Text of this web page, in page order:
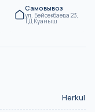
Самовывоз
ул. Бейсекбаева 23,
ТД Куаныш
Herkul